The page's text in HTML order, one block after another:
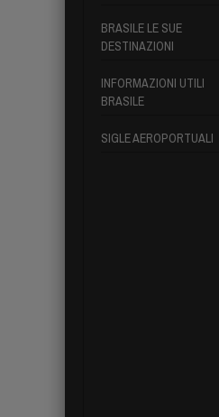
BRASILE LE SUE
DESTINAZIONI
INFORMAZIONI UTILI
BRASILE
SIGLE AEROPORTUALI